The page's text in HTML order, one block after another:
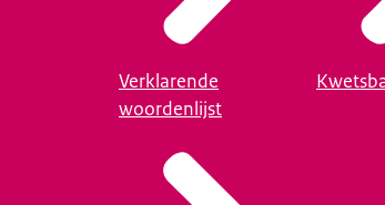
Verklarende
woordenlijst